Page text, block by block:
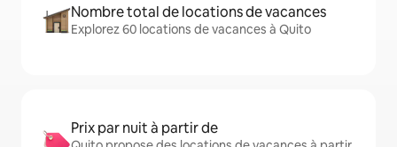
Nombre total de locations de vacances
Explorez 60 locations de vacances à Quito
Prix par nuit à partir de